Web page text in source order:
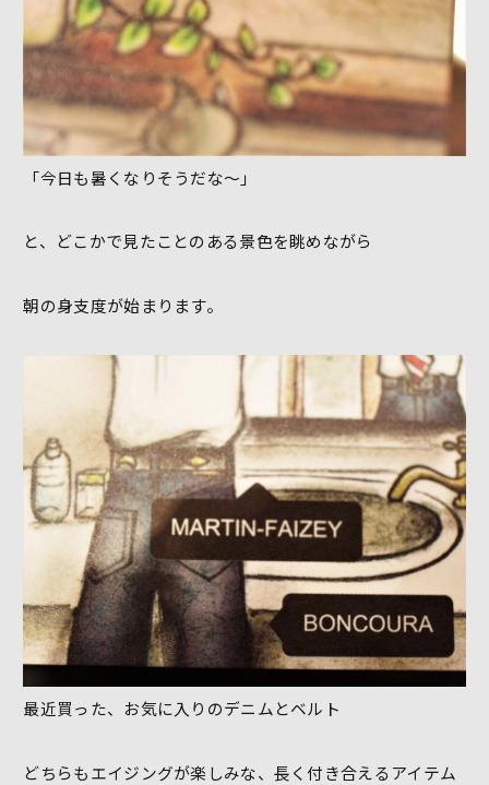
「今日も暑くなりそうだな～」
と、どこかで見たことのある景色を眺めながら
朝の身支度が始まります。
最近買った、お気に入りのデニムとベルト
どちらもエイジングが楽しみな、長く付き合えるアイテム